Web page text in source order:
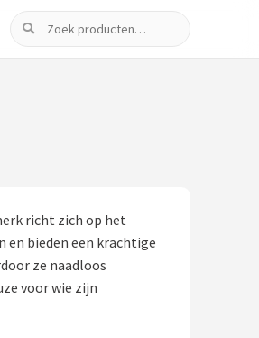
Zoeken
richt zich op het
en bieden een krachtige
ze naadloos
voor wie zijn